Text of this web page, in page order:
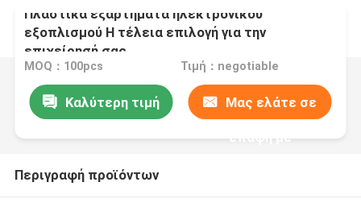
Πλαστικά εξαρτήματα ηλεκτρονικού
εξοπλισμού Η τέλεια επιλογή για την
επιχείρησή σας
MOQ：100pcs Τιμή：negotiable
Καλύτερη τιμή Μας ελάτε σε
επαφή με
Περιγραφή προϊόντων